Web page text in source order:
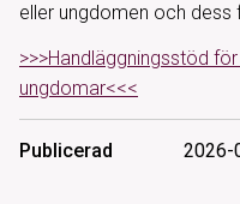
eller ungdomen och dess
>>>Handläggningsstöd
ungdomar<<<
Publicerad 2026-